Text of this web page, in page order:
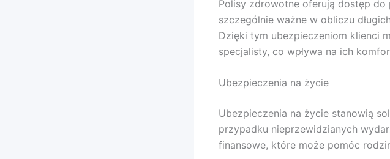
Polisy zdrowotne oferują dostęp
szczególnie ważne w obliczu
Dzięki tym ubezpieczeniom klienci
specjalisty, co wpływa na ich
Ubezpieczenia na życie
Ubezpieczenia na życie stanowią
przypadku nieprzewidzianych
finansowe, które może pomóc